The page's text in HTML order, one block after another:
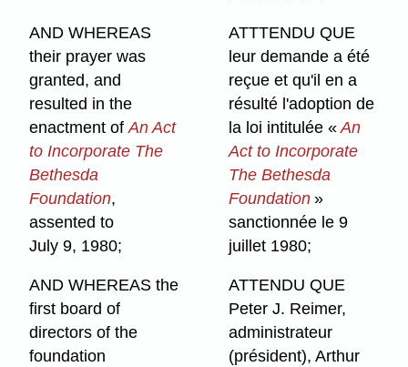
AND WHEREAS
their prayer was
granted, and
resulted in the
enactment ofAn Act
to Incorporate The
Bethesda
Foundation,
assented to
July 9, 1980;
ATTTENDU QUE
leur demande a été
reçue et qu'il en a
résulté l'adoption de
la loi intitulée «An
Act to Incorporate
The Bethesda
Foundation »
sanctionnée le 9
juillet 1980;
AND WHEREAS the
first board of
directors of the
foundation
ATTENDU QUE
Peter J. Reimer,
administrateur
(président), Arthur